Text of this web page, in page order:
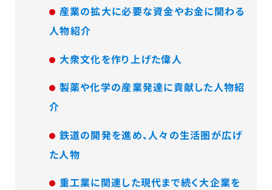
産業の拡大に必要な資金やお金に関わる
人物紹介
大衆文化を作り上げた偉人
製薬や化学の産業発達に貢献した人物紹
介
鉄道の開発を進め、人々の生活圏が広げ
た人物
重工業に関連した現代まで続く大企業を